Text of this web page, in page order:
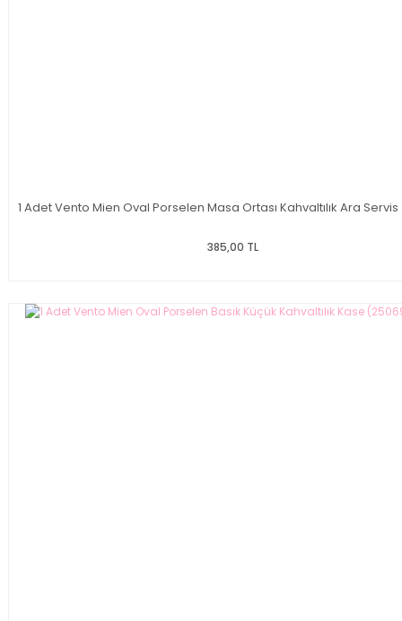
1 Adet Vento Mien Oval Porselen Masa Ortası Kahvaltılık Ara
385,00 TL